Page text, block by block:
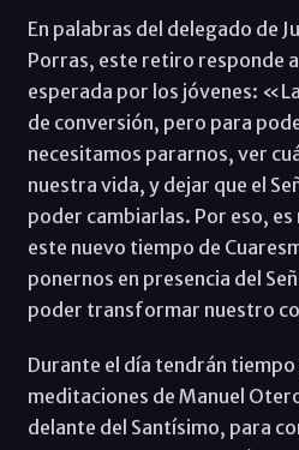
En palabras del delegado de
Porras, este retiro responde
esperada por los jóvenes:
de conversión, pero para
necesitamos pararnos, ver
nuestra vida, y dejar que el
poder cambiarlas. Por eso,
este nuevo tiempo de
ponernos en presencia del
poder transformar nuestro
Durante el día tendrán tiempo
meditaciones de Manuel
delante del Santísimo, para